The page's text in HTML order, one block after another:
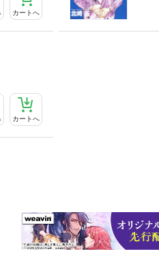
カートへ
カートへ